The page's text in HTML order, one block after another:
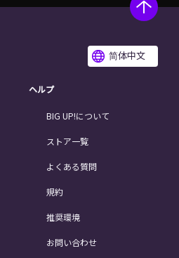
简体中文
ヘルプ
BIG UP!について
ストア一覧
よくある質問
規約
推奨環境
お問い合わせ